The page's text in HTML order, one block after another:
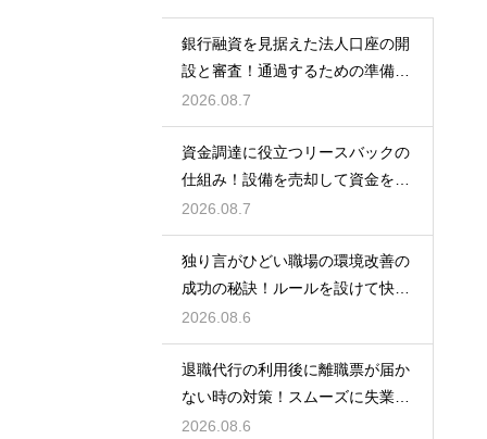
銀行融資を見据えた法人口座の開
設と審査！通過するための準備と
ポイント
2026.08.7
資金調達に役立つリースバックの
仕組み！設備を売却して資金を得
る方法
2026.08.7
独り言がひどい職場の環境改善の
成功の秘訣！ルールを設けて快適
な空間を作る
2026.08.6
退職代行の利用後に離職票が届か
ない時の対策！スムーズに失業保
険をもらう
2026.08.6